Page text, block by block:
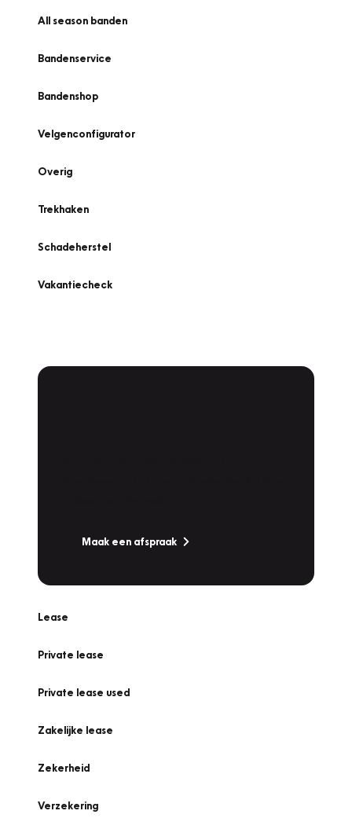
All season banden
Bandenservice
Bandenshop
Velgenconfigurator
Overig
Trekhaken
Schadeherstel
Vakantiecheck
Maak een afspraak
Lease
Private lease
Private lease used
Zakelijke lease
Zekerheid
Verzekering